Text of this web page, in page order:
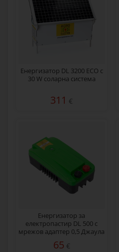
Енергизатор DL 3200 ECO с
30 W соларна система
311 €
Енергизатор за
електропастир DL 500 с
мрежов адаптер 0,5 Джаула
65 €